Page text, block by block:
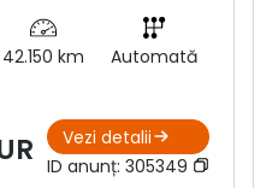
42.150 km Automată
Vezi detalii
ID anunț:305349